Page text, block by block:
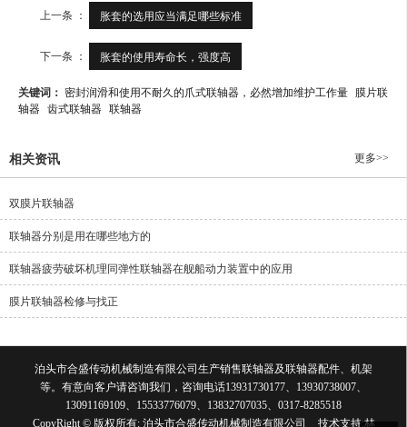
上一条 ： 胀套的选用应当满足哪些标准
下一条 ： 胀套的使用寿命长，强度高
关键词： 密封润滑和使用不耐久的爪式联轴器，必然增加维护工作量 膜片联
轴器 齿式联轴器 联轴器
相关资讯 更多>>
双膜片联轴器
联轴器分别是用在哪些地方的
联轴器疲劳破坏机理同弹性联轴器在舰船动力装置中的应用
膜片联轴器检修与找正
泊头市合盛传动机械制造有限公司生产销售联轴器及联轴器配件、机架
等。有意向客户请咨询我们，咨询电话13931730177、13930738007、
13091169109、15533776079、13832707035、0317-8285518
CopyRight © 版权所有: 泊头市合盛传动机械制造有限公司 技术支持:林